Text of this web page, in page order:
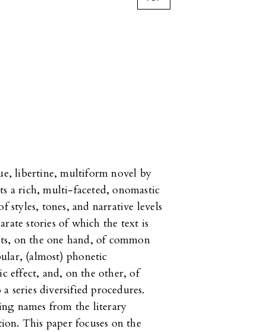
libertine, multiform novel by
a rich, multi-faceted, onomastic
tones, and narrative levels
stories of which the text is
on the one hand, of common
(almost) phonetic
effect, and, on the other, of
series diversified procedures.
names from the literary
This paper focuses on the